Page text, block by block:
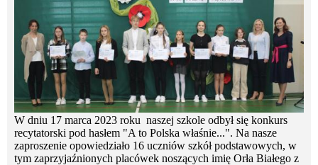
W dniu 17 marca 2023 roku naszej szkole odbył się konkurs
recytatorski pod hasłem "A to Polska właśnie...". Na nasze
zaproszenie opowiedziało 16 uczniów szkół podstawowych, w
tym zaprzyjaźnionych placówek noszących imię Orła Białego z